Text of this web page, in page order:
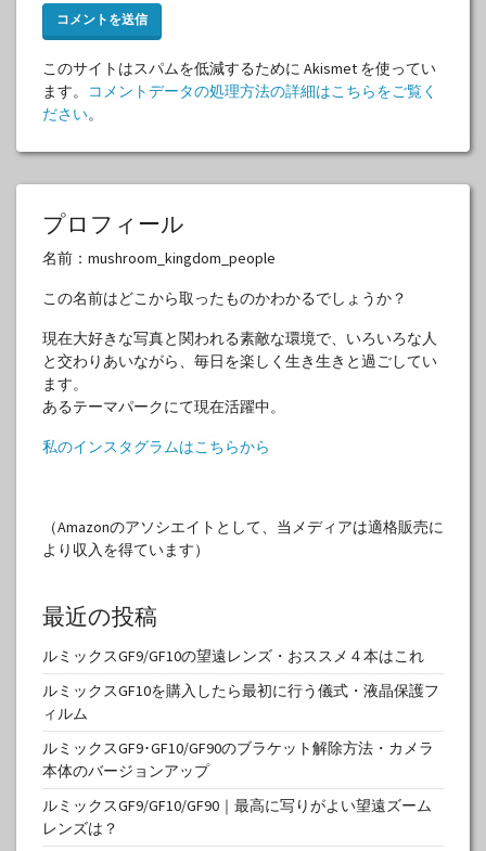
このサイトはスパムを低減するために Akismet を使ってい
ます。
コメントデータの処理方法の詳細はこちらをご覧く
ださい。
プロフィール
名前：mushroom_kingdom_people
この名前はどこから取ったものかわかるでしょうか？
現在大好きな写真と関われる素敵な環境で、いろいろな人
と交わりあいながら、毎日を楽しく生き生きと過ごしてい
ます。
あるテーマパークにて現在活躍中。
私のインスタグラムはこちらから
（Amazonのアソシエイトとして、当メディアは適格販売に
より収入を得ています）
最近の投稿
ルミックスGF9/GF10の望遠レンズ・おススメ４本はこれ
ルミックスGF10を購入したら最初に行う儀式・液晶保護フ
ィルム
ルミックスGF9･GF10/GF90のブラケット解除方法・カメラ
本体のバージョンアップ
ルミックスGF9/GF10/GF90｜最高に写りがよい望遠ズーム
レンズは？